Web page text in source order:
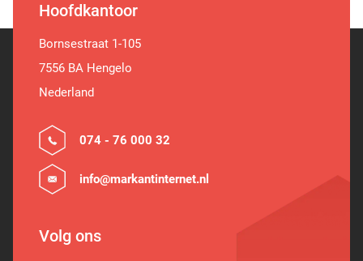
Hoofdkantoor
Bornsestraat 1-105
7556 BA Hengelo
Nederland
074 - 76 000 32
info@markantinternet.nl
Volg ons